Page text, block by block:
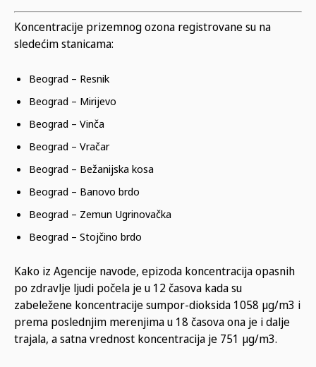
Koncentracije prizemnog ozona registrovane su na
sledećim stanicama:
Beograd – Resnik
Beograd – Mirijevo
Beograd – Vinča
Beograd – Vračar
Beograd – Bežanijska kosa
Beograd – Banovo brdo
Beograd – Zemun Ugrinovačka
Beograd – Stojčino brdo
Kako iz Agencije navode, epizoda koncentracija opasnih
po zdravlje ljudi počela je u 12 časova kada su
zabeležene koncentracije sumpor-dioksida 1058 µg/m3 i
prema poslednjim merenjima u 18 časova ona je i dalje
trajala, a satna vrednost koncentracija je 751 µg/m3.